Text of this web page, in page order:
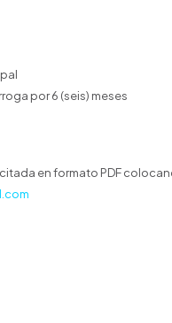
por 6 (seis) meses
en formato PDF